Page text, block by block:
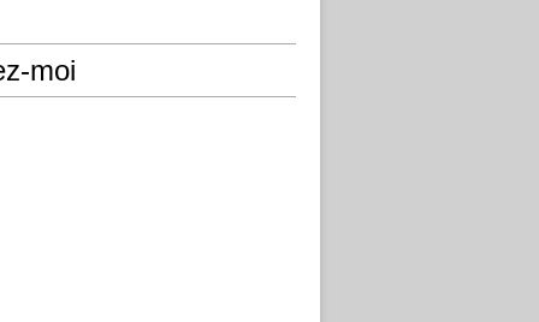
moi